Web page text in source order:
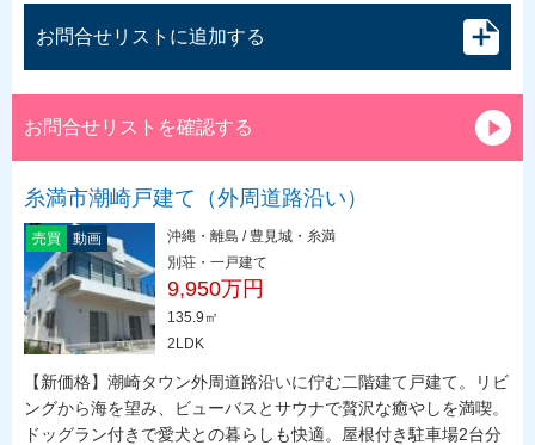
お問合せリストに追加する
お問合せリストを確認する
糸満市潮崎戸建て（外周道路沿い）
売買 動画
沖縄・離島 / 豊見城・糸満
別荘・一戸建て
9,950万円
135.9㎡
2LDK
【新価格】潮崎タウン外周道路沿いに佇む二階建て戸建て。リビ
ングから海を望み、ビューバスとサウナで贅沢な癒やしを満喫。
ドッグラン付きで愛犬との暮らしも快適。屋根付き駐車場2台分